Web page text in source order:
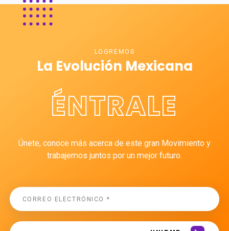
LOGREMOS
La Evolución Mexicana
ÉNTRALE
Únete, conoce más acerca de este gran Movimiento y
trabajemos juntos por un mejor futuro.